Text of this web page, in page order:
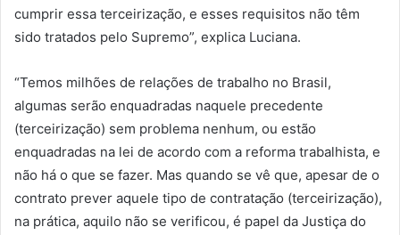
cumprir essa terceirização, e esses requisitos não têm
sido tratados pelo Supremo”, explica Luciana.
“Temos milhões de relações de trabalho no Brasil,
algumas serão enquadradas naquele precedente
(terceirização) sem problema nenhum, ou estão
enquadradas na lei de acordo com a reforma trabalhista, e
não há o que se fazer. Mas quando se vê que, apesar de o
contrato prever aquele tipo de contratação (terceirização),
na prática, aquilo não se verificou, é papel da Justiça do